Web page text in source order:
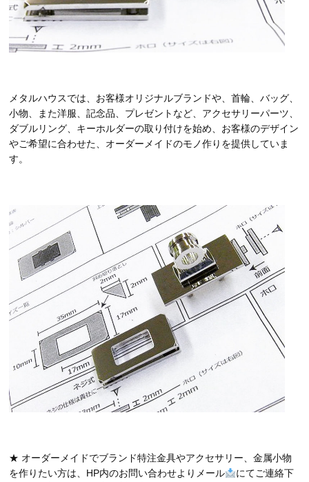
メタルハウスでは、お客様オリジナルブランドや、首輪、バッグ、
小物、また洋服、記念品、プレゼントなど、アクセサリーパーツ、
ダブルリング、キーホルダーの取り付けを始め、お客様のデザイン
やご希望に合わせた、オーダーメイドのモノ作りを提供していま
す。
★ オーダーメイドでブランド特注金具やアクセサリー、金属小物
を作りたい方は、HP内のお問い合わせよりメール
にてご連絡下